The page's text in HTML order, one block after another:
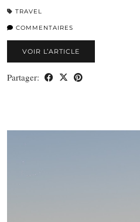
TRAVEL
COMMENTAIRES
VOIR L’ARTICLE
Partager: